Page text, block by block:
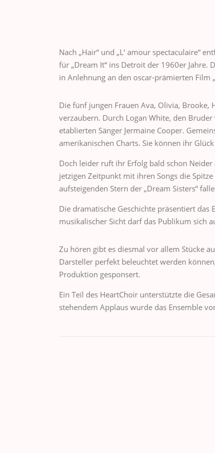
Nach „Hair“ und „L‘ amour spectaculaire“
für „Dream It“ ins Detroit der 1960er Jahre.
in Anlehnung an den oscar-prämierten Film
Die fünf jungen Frauen Ava, Olivia,
verzaubern. Durch Logan White, den
etablierten Sänger Jermaine Cooper.
amerikanischen Charts. Sie können ihr
Doch leider ruft ihr Erfolg bald schon Neider
jetzigen Zeitpunkt mit ihren Songs die
aufsteigenden Stern der „Dream Sisters“
Die dramatische Geschichte präsentiert
musikalischer Sicht darf das Publikum sich
Zu hören gibt es diesmal vor allem Stücke
Darsteller perfekt beleuchtet werden
Produktion gesponsert.
Ein Teil des HeartChoir unterstützte die
stehendem Applaus wurde das Ensemble